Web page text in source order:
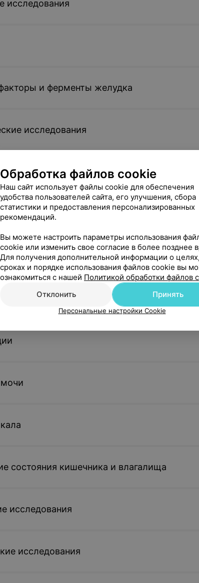
исследования
и ферменты желудка
исследования
статус
заболеваний
исследования
заболеваний
состояния кишечника и влагалища
исследования
исследования
Обработка файлов cookie
Наш сайт использует файлы cookie для обеспечения
удобства пользователей сайта, его улучшения, сбора
статистики и предоставления персонализированных
рекомендаций.
Вы можете настроить параметры использования
cookie или изменить свое согласие в более позднее
Для получения дополнительной информации о целях,
сроках и порядке использования файлов cookie вы
ознакомиться с нашей Политикой обработки файлов
Отклонить
Принять
Персональные настройки Cookie